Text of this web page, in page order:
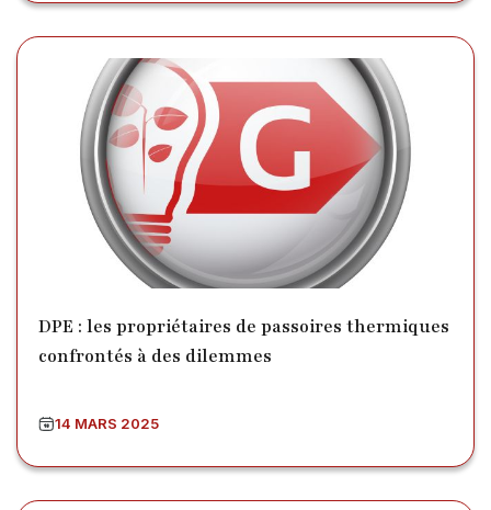
DPE : les propriétaires de passoires thermiques
confrontés à des dilemmes
14 MARS 2025